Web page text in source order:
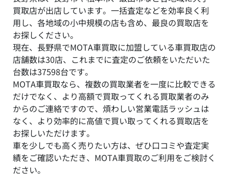
買取店が出店しています。一括査定などを効率良く利
用し、各地域の小中規模の店も含め、最良の買取店を
お探しください。
現在、長野県でMOTA車買取に加盟している車買取店の
店舗数は30店、これまでに査定のご依頼をいただいた
台数は37598台です。
MOTA車買取なら、複数の買取業者を一度に比較できる
だけでなく、より高額で買取ってくれる買取業者のみ
からのご連絡ですので、煩わしい営業電話ラッシュは
なく、より効率的に高値で買い取ってくれる買取店を
お探しいただけます。
車を少しでも高く売りたい方は、ぜひ口コミや査定実
績をご確認いただき、MOTA車買取のご利用をご検討く
ださい。